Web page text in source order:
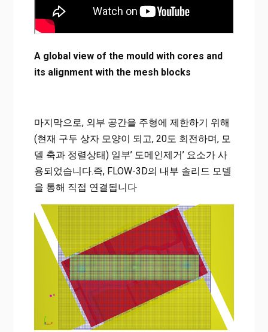
A global view of the mould with cores and
its alignment with the mesh blocks
마지막으로, 외부 공간을 주형에 제한하기 위해
(현재 구두 상자 모양이 되고, 20도 회전하며, 모
델 축과 정렬상태) 일부’ 도메인제거’ 요소가 사
용되었습니다.즉, FLOW-3D의 내부 솔리드 모델
을 통해 직접 연결됩니다